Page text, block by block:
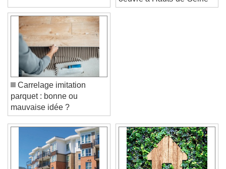
Video Player is loading.
Play Video
Play
Skip Backward
Skip Forward
oeuvre à Hauts-de-Seine
Carrelage imitation
parquet : bonne ou
mauvaise idée ?